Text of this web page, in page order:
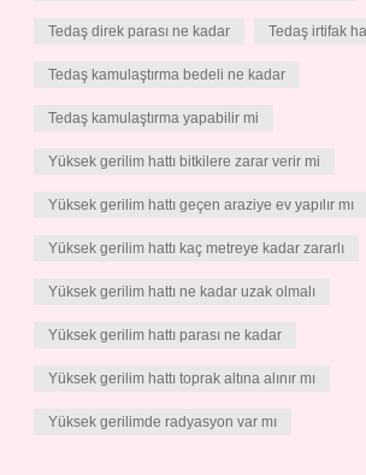
Tedaş direk parası ne kadar Tedaş irtifak
Tedaş kamulaştırma bedeli ne kadar
Tedaş kamulaştırma yapabilir mi
Yüksek gerilim hattı bitkilere zarar verir mi
Yüksek gerilim hattı geçen araziye ev yapılır mı
Yüksek gerilim hattı kaç metreye kadar zararlı
Yüksek gerilim hattı ne kadar uzak olmalı
Yüksek gerilim hattı parası ne kadar
Yüksek gerilim hattı toprak altına alınır mı
Yüksek gerilimde radyasyon var mı